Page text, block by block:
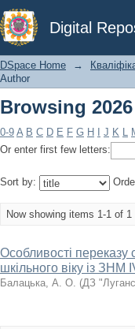
Digital
Browsing
DSpace Home →
Author
Browsing
0-9 A B C D E F G H J K L
Or enter first few letters:
Sort by:
Now showing items 1-1 of 1
Особливості
шкільного віку із ЗНМ
Балацька, А. О. (ДЗ